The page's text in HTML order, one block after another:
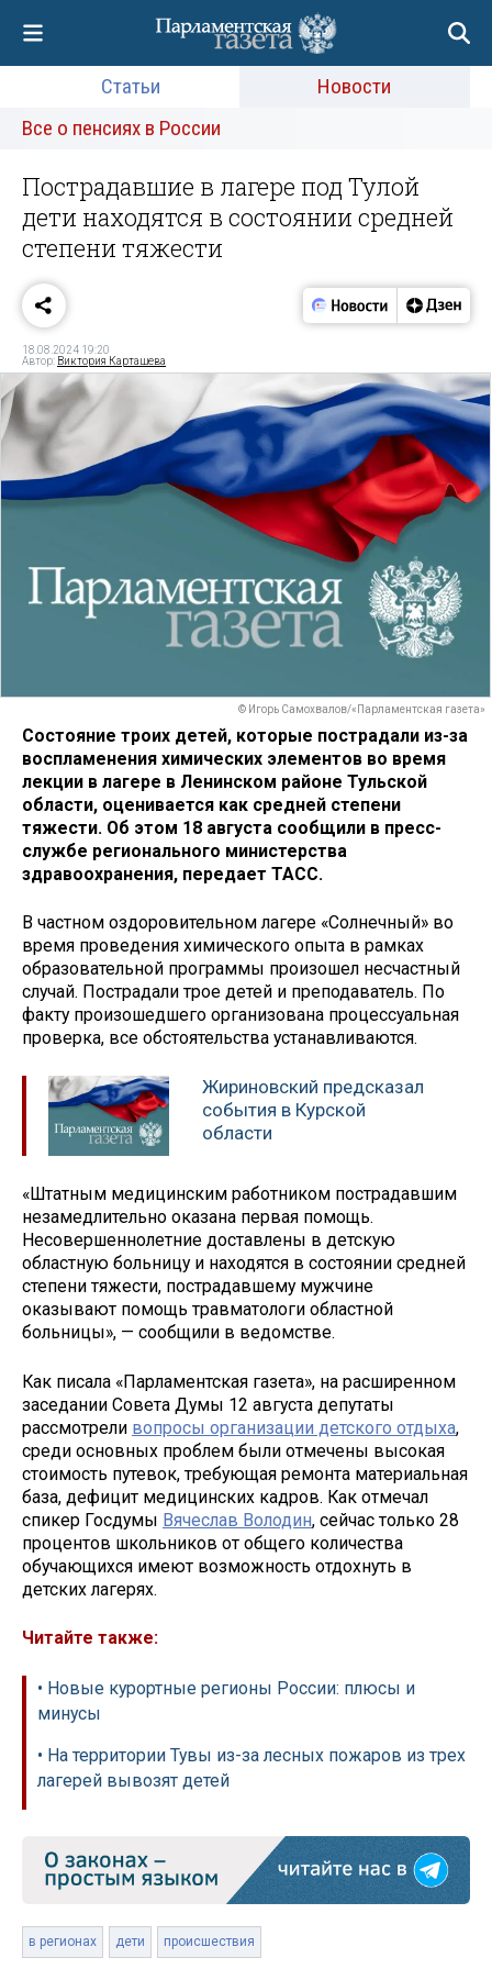
Статьи
Новости
Все о пенсиях в России
Пострадавшие в лагере под Тулой
дети находятся в состоянии средней
степени тяжести
18.08.2024 19:20
Автор: Виктория Карташева
© Игорь Самохвалов/«Парламентская газета»
Состояние троих детей, которые пострадали из-за
воспламенения химических элементов во время
лекции в лагере в Ленинском районе Тульской
области, оценивается как средней степени
тяжести. Об этом 18 августа сообщили в пресс-
службе регионального министерства
здравоохранения, передает ТАСС.
В частном оздоровительном лагере «Солнечный» во
время проведения химического опыта в рамках
образовательной программы произошел несчастный
случай. Пострадали трое детей и преподаватель. По
факту произошедшего организована процессуальная
проверка, все обстоятельства устанавливаются.
Жириновский предсказал
события в Курской
области
«Штатным медицинским работником пострадавшим
незамедлительно оказана первая помощь.
Несовершеннолетние доставлены в детскую
областную больницу и находятся в состоянии средней
степени тяжести, пострадавшему мужчине
оказывают помощь травматологи областной
больницы», — сообщили в ведомстве.
Как писала «Парламентская газета», на расширенном
заседании Совета Думы 12 августа депутаты
рассмотрели вопросы организации детского отдыха,
среди основных проблем были отмечены высокая
стоимость путевок, требующая ремонта материальная
база, дефицит медицинских кадров. Как отмечал
спикер Госдумы Вячеслав Володин, сейчас только 28
процентов школьников от общего количества
обучающихся имеют возможность отдохнуть в
детских лагерях.
Читайте также:
• Новые курортные регионы России: плюсы и
минусы
• На территории Тувы из-за лесных пожаров из трех
лагерей вывозят детей
в регионах дети происшествия